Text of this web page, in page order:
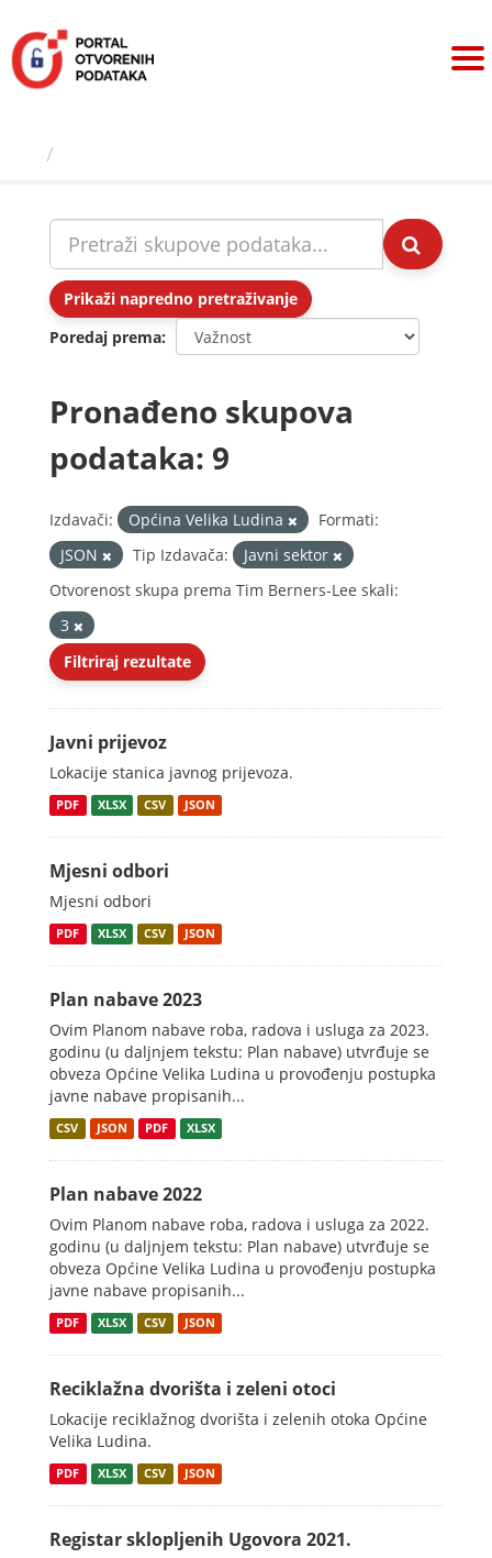
sadržaj
Prikaži napredno pretraživanje
Poredaj prema
Pronađeno skupova
podataka: 9
Izdavači: Općina Velika Ludina
Formati:
JSON
Tip Izdavača:
Javni sektor
Otvorenost skupa prema Tim Berners-Lee skali:
3
Filtriraj rezultate
Javni prijevoz
Lokacije stanica javnog prijevoza.
PDF XLSX CSV JSON
Mjesni odbori
Mjesni odbori
PDF XLSX CSV JSON
Plan nabave 2023
Ovim Planom nabave roba, radova i usluga za 2023.
godinu (u daljnjem tekstu: Plan nabave) utvrđuje se
obveza Općine Velika Ludina u provođenju postupka
javne nabave propisanih...
CSV JSON PDF XLSX
Plan nabave 2022
Ovim Planom nabave roba, radova i usluga za 2022.
godinu (u daljnjem tekstu: Plan nabave) utvrđuje se
obveza Općine Velika Ludina u provođenju postupka
javne nabave propisanih...
PDF XLSX CSV JSON
Reciklažna dvorišta i zeleni otoci
Lokacije reciklažnog dvorišta i zelenih otoka Općine
Velika Ludina.
PDF XLSX CSV JSON
Registar sklopljenih Ugovora 2021.